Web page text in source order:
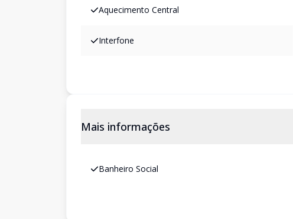
Aquecimento Central
Interfone
Mais informações
Banheiro Social